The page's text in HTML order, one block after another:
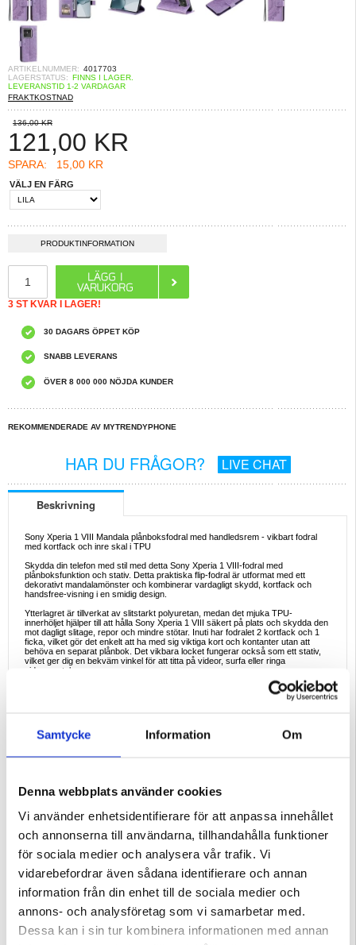
Samtycke Information Om
Denna webbplats använder cookies
Vi använder enhetsidentifierare för att anpassa innehållet
och annonserna till användarna, tillhandahålla funktioner
för sociala medier och analysera vår trafik. Vi
vidarebefordrar även sådana identifierare och annan
information från din enhet till de sociala medier och
annons- och analysföretag som vi samarbetar med.
Dessa kan i sin tur kombinera informationen med annan
ARTIKELNUMMER: 4017703
LAGERSTATUS: FINNS I LAGER.
LEVERANSTID 1-2 VARDAGAR
FRAKTKOSTNAD
136,00 KR
121,00 KR
SPARA: 15,00 KR
VÄLJ EN FÄRG
PRODUKTINFORMATION
3 ST KVAR I LAGER!
30 DAGARS ÖPPET KÖP
SNABB LEVERANS
ÖVER 8 000 000 NÖJDA KUNDER
REKOMMENDERADE AV MYTRENDYPHONE
HAR DU FRÅGOR? LIVE CHAT
Beskrivning
Sony Xperia 1 VIII Mandala plånboksfodral med handledsrem - vikbart fodral
med kortfack och inre skal i TPU
Skydda din telefon med stil med detta Sony Xperia 1 VIII-fodral med
plånboksfunktion och stativ. Detta praktiska flip-fodral är utformat med ett
dekorativt mandalamönster och kombinerar vardagligt skydd, kortfack och
handsfree-visning i en smidig design.
Ytterlagret är tillverkat av slitstarkt polyuretan, medan det mjuka TPU-
innerhöljet hjälper till att hålla Sony Xperia 1 VIII säkert på plats och skydda den
mot dagligt slitage, repor och mindre stötar. Inuti har fodralet 2 kortfack och 1
ficka, vilket gör det enkelt att ha med sig viktiga kort och kontanter utan att
behöva en separat plånbok. Det vikbara locket fungerar också som ett stativ,
vilket ger dig en bekväm vinkel för att titta på videor, surfa eller ringa
videosamtal.
En handledsrem gör det extra bekvämt att bära med sig telefonen och minskar
risken för att den tappas när du är på språng. Den avskärmade öppningen för
Viktiga funktioner och specifikationer
- Plånboksfodral med stativ och flip-lock
- 2 kortfack, 1 kontantficka
- Heltäckande skydd mot repor och slitage
- Hål för mottagare så att du kan svara på samtal även när fodralet är stängt
- Inkluderar handledsrem för enklare transport
Varför denna produkt är ett bra köp
Detta fodral är ett utmärkt val för användare som vill ha mer än bara
grundläggande skydd för sin telefon. Det kombinerar en snygg design,
plånboksfunktion, stativfunktion och heltäckande skydd i ett praktiskt tillbehör,
vilket gör det perfekt för daglig användning.
Perfekta användningsexempel
- Att bära med sig Sony Xperia 1 VIII, kort och kontanter tillsammans
- Titta på videor handsfree med hjälp av stativfunktionen
- Skydda telefonen under dagliga pendlingar eller resor